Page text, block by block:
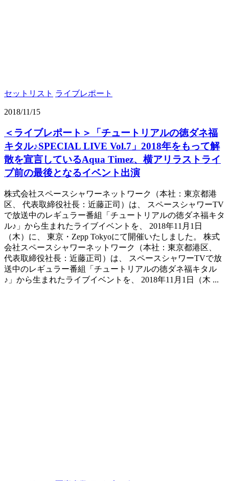
セットリスト ライブレポート
2018/11/15
＜ライブレポート＞「チュートリアルの徳ダネ福
キタル♪SPECIAL LIVE Vol.7」2018年をもって解
散を宣言しているAqua Timez、横アリラストライ
ブ前の最後となるイベント出演
株式会社スペースシャワーネットワーク（本社：東京都港
区、 代表取締役社長：近藤正司）は、 スペースシャワーTV
で放送中のレギュラー番組「チュートリアルの徳ダネ福キタ
ル♪」から生まれたライブイベントを、 2018年11月1日
（木）に、 東京・Zepp Tokyoにて開催いたしました。 株式
会社スペースシャワーネットワーク（本社：東京都港区、
代表取締役社長：近藤正司）は、 スペースシャワーTVで放
送中のレギュラー番組「チュートリアルの徳ダネ福キタル
♪」から生まれたライブイベントを、 2018年11月1日（木 ...